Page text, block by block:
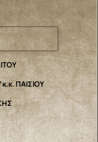
ΠΑΙΣΙΟΥ